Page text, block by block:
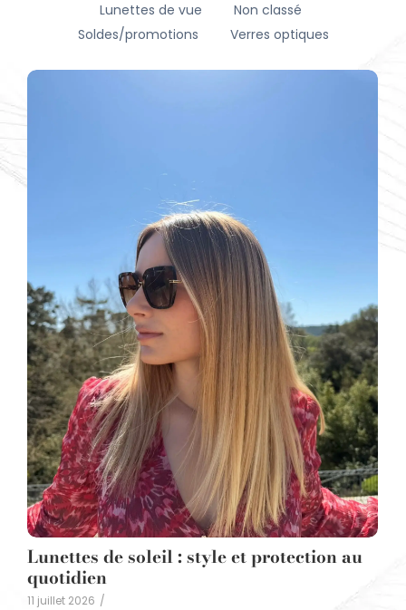
Lunettes de vue
Non classé
Soldes/promotions
Verres optiques
Lunettes de soleil : style et protection au
quotidien
11 juillet 2026 /